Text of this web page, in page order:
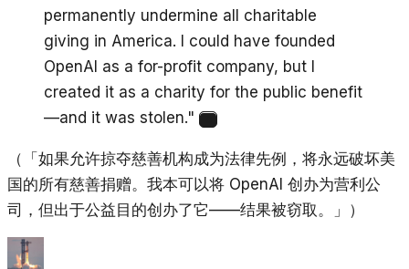
permanently undermine all charitable
giving in America. I could have founded
OpenAI as a for-profit company, but I
created it as a charity for the public benefit
—and it was stolen."
（「如果允许掠夺慈善机构成为法律先例，将永远破坏美
国的所有慈善捐赠。我本可以将 OpenAI 创办为营利公
司，但出于公益目的创办了它——结果被窃取。」）